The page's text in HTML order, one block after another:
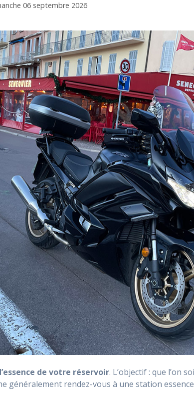
06 septembre 2026
de votre réservoir. L’objectif : que l’on
généralement rendez-vous à une station